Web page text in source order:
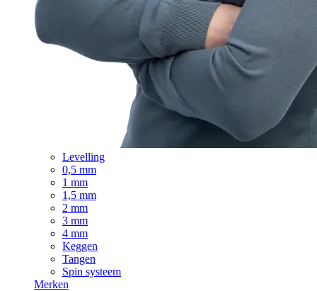
Levelling
0,5 mm
1 mm
1,5 mm
2 mm
3 mm
4 mm
Keggen
Tangen
Spin systeem
Merken